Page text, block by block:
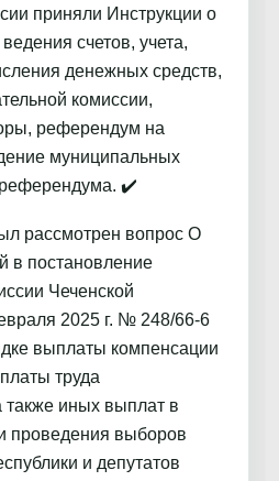
приняли Инструкции о
счетов, учета,
денежных средств,
комиссии,
референдум на
муниципальных
✔️
рассмотрен вопрос О
в постановление
Чеченской
2025 г. № 248/66-6
выплаты компенсации
труда
также иных выплат в
проведения выборов
и депутатов